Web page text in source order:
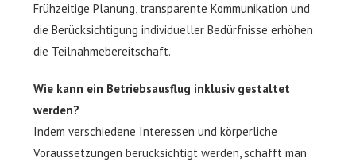
Frühzeitige Planung, transparente Kommunikation und
die Berücksichtigung individueller Bedürfnisse erhöhen
die Teilnahmebereitschaft.
Wie kann ein Betriebsausflug inklusiv gestaltet
werden?
Indem verschiedene Interessen und körperliche
Voraussetzungen berücksichtigt werden, schafft man